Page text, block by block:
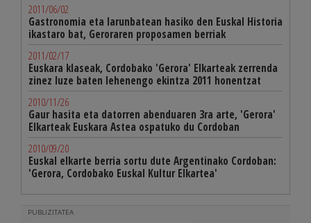
2011/06/02
Gastronomia eta larunbatean hasiko den Euskal Historia
ikastaro bat, Geroraren proposamen berriak
2011/02/17
Euskara klaseak, Cordobako 'Gerora' Elkarteak zerrenda
zinez luze baten lehenengo ekintza 2011 honentzat
2010/11/26
Gaur hasita eta datorren abenduaren 3ra arte, 'Gerora'
Elkarteak Euskara Astea ospatuko du Cordoban
2010/09/20
Euskal elkarte berria sortu dute Argentinako Cordoban:
'Gerora, Cordobako Euskal Kultur Elkartea'
PUBLIZITATEA